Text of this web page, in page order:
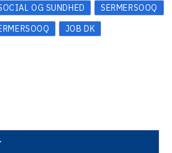
OG SUNDHED
SERMERSOOQ
JOB DK